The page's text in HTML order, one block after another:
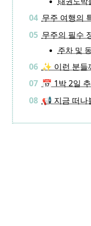
무주 여행의
무주의 필수
주차 및
✨ 이런 분들
📅 1박 2일
📢 지금 떠나